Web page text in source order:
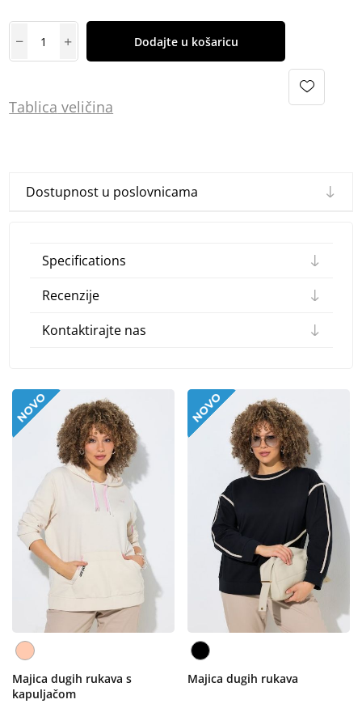
Dodajte u košaricu
Tablica veličina
Dostupnost u poslovnicama
Specifications
Recenzije
Kontaktirajte nas
Majica dugih rukava s
kapuljačom
Majica dugih rukava